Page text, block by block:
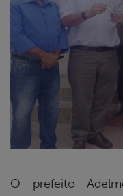
O prefeito